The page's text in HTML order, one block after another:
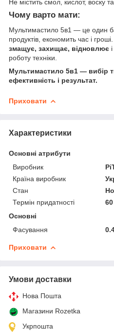
Не містить смол, кислот, воску та
Чому варто мати:
Мультимастило 5в1 — це один
продуктів, економить час і
змащує, захищає, відновлює
роботу техніки.
Мультимастило 5в1 — вибір
ефективність і результат.
Приховати
Характеристики
Основні атрибути
Виробник
Країна виробник
Стан
Термін придатності
60
Основні
Фасування
Приховати
Умови доставки
Нова Пошта
Магазини Rozetka
Укрпошта